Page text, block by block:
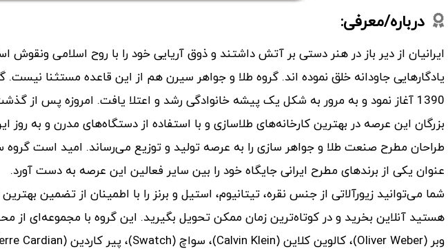
درباره/معرفی:
ایرانیان از دیر باز در هنر دستی بر آتش داشتند و ذوق آریایی خود را با روح اسلامی ونقوش
یادگارهایی جاودانه خلق نموده اند. گروه طلا و جواهر سیرن هم از این قاعده مستثنا نیست.
1390 آغاز نمود و به مرور به شکل یک پیشه خانوادگی رشد و اعتلا یافت. امروزه پس از
بزرگان این عرصه در بهترین کارخانه‌های طلاسازی و با استفاده از دستگاه‌های مدرن و به
طراحان مطرح صنعت طلا و جواهر سازی را به عرصه تولید و توزیع می‌رساند. امید است گروه
عنوان یکی از برند‌های مطرح ایرانی جایگاه خود را بین سایر فعالین این عرصه به دست آورد.
شما می‌توانید زیورآلاتی از جنس نقره، تیتانیوم، استیل و برنز را با اطمینان از تضمین
هستید آنلاین بخرید و در کوتاه‌ترین زمان ممکن تحویل بگیرید. این گروه با مجموعه‌ای از